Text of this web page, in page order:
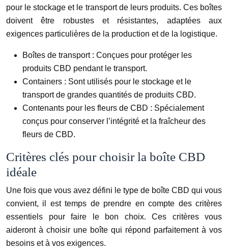
pour le stockage et le transport de leurs produits. Ces boîtes
doivent être robustes et résistantes, adaptées aux
exigences particulières de la production et de la logistique.
Boîtes de transport : Conçues pour protéger les
produits CBD pendant le transport.
Containers : Sont utilisés pour le stockage et le
transport de grandes quantités de produits CBD.
Contenants pour les fleurs de CBD : Spécialement
conçus pour conserver l’intégrité et la fraîcheur des
fleurs de CBD.
Critères clés pour choisir la boîte CBD
idéale
Une fois que vous avez défini le type de boîte CBD qui vous
convient, il est temps de prendre en compte des critères
essentiels pour faire le bon choix. Ces critères vous
aideront à choisir une boîte qui répond parfaitement à vos
besoins et à vos exigences.